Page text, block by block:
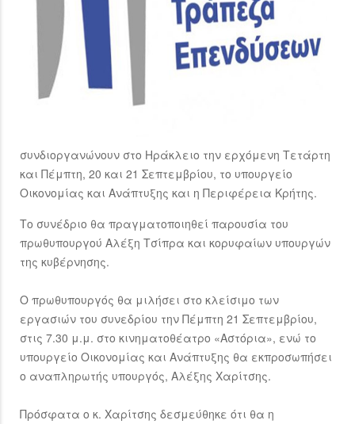
συνδιοργανώνουν στο Ηράκλειο την ερχόμενη Τετάρτη
και Πέμπτη, 20 και 21 Σεπτεμβρίου, το υπουργείο
Οικονομίας και Ανάπτυξης και η Περιφέρεια Κρήτης.
Το συνέδριο θα πραγματοποιηθεί παρουσία του
πρωθυπουργού Αλέξη Τσίπρα και κορυφαίων υπουργών
της κυβέρνησης.
Ο πρωθυπουργός θα μιλήσει στο κλείσιμο των
εργασιών του συνεδρίου την Πέμπτη 21 Σεπτεμβρίου,
στις 7.30 μ.μ. στο κινηματοθέατρο «Αστόρια», ενώ το
υπουργείο Οικονομίας και Ανάπτυξης θα εκπροσωπήσει
ο αναπληρωτής υπουργός, Αλέξης Χαρίτσης.
Πρόσφατα ο κ. Χαρίτσης δεσμεύθηκε ότι θα η